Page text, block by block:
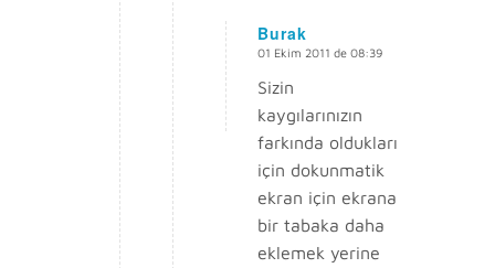
Burak
says:
01 Ekim 2011 de 08:39
Sizin
kaygılarınızın
farkında oldukları
için dokunmatik
ekran için ekrana
bir tabaka daha
eklemek yerine